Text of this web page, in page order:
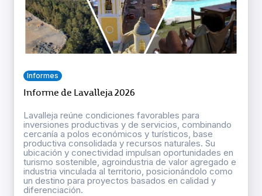
Informes
Informe de Lavalleja 2026
Lavalleja reúne condiciones favorables para
inversiones productivas y de servicios, combinando
cercanía a polos económicos y turísticos, base
productiva consolidada y recursos naturales. Su
ubicación y conectividad impulsan oportunidades en
turismo sostenible, agroindustria de valor agregado e
industria vinculada al territorio, posicionándolo como
un destino para proyectos basados en calidad y
diferenciación.